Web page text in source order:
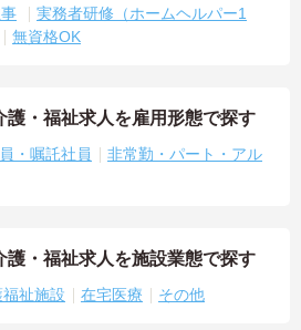
実務者研修（ホームヘルパー1
無資格OK
護・福祉求人を雇用形態で探す
・嘱託社員
非常勤・パート・アル
護・福祉求人を施設業態で探す
祉施設 在宅医療 その他